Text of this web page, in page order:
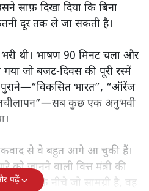
साफ़ दिखा दिया कि बिना
दूर तक ले जा सकती है।
भरी थी। भाषण 90 मिनट चला और
जो बजट‑दिवस की पूरी रस्में
पुराने—“विकसित भारत”, “ऑरेंज
कुछ एक अनुभवी
से वे बहुत आगे आ चुकी हैं।
को जानने वाली वित्त मंत्री की
के नीचे जो सामग्री है, वह
पढ़ें